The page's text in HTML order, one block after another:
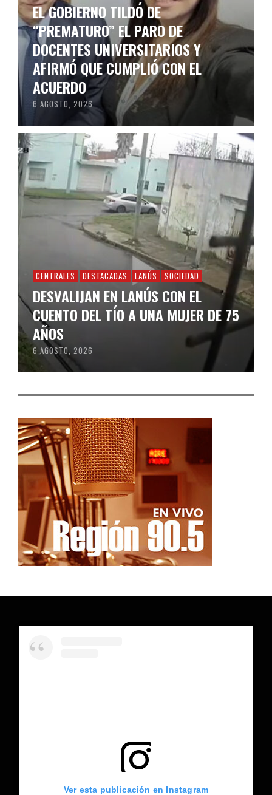
EL GOBIERNO TILDÓ DE
“PREMATURO” EL PARO DE
DOCENTES UNIVERSITARIOS Y
AFIRMÓ QUE CUMPLIÓ CON EL
ACUERDO
6 AGOSTO, 2026
CENTRALES DESTACADAS LANÚS SOCIEDAD
DESVALIJAN EN LANÚS CON EL
CUENTO DEL TÍO A UNA MUJER DE 75
AÑOS
6 AGOSTO, 2026
Ver esta publicación en Instagram